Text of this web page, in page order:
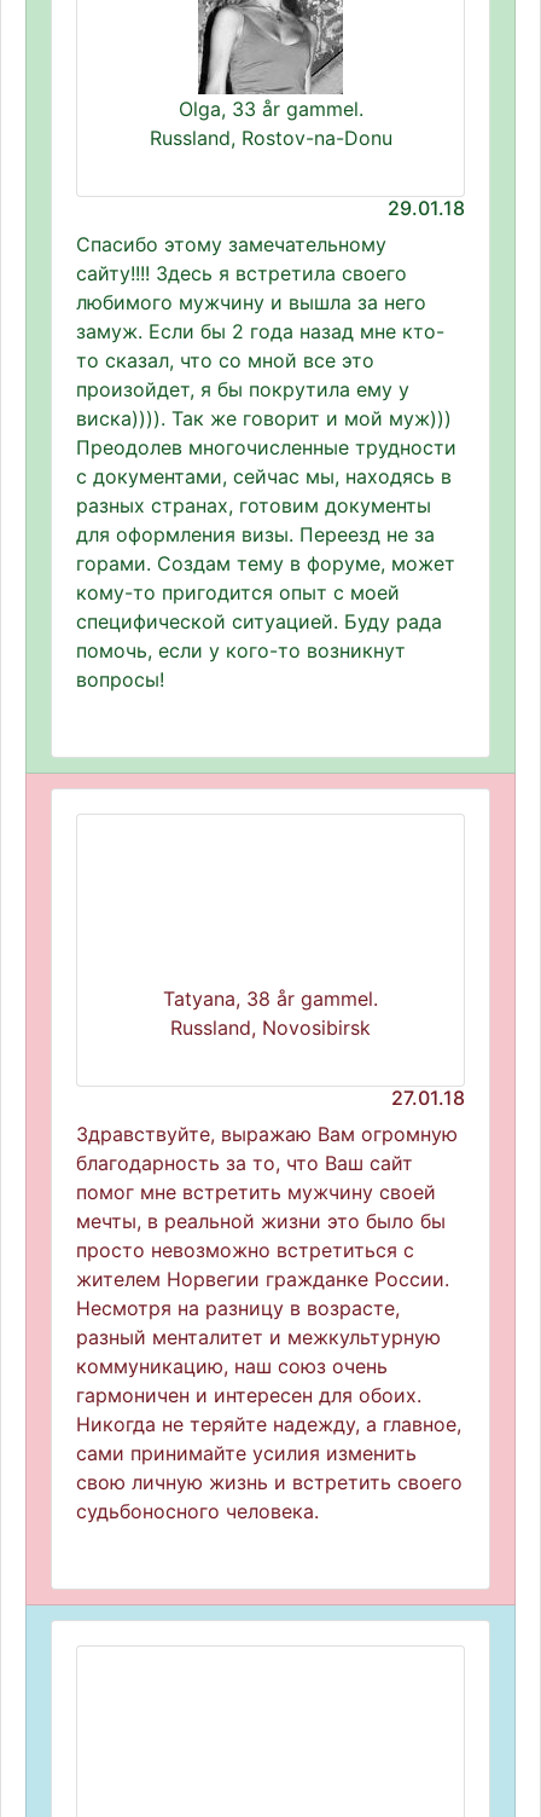
Olga, 33 år gammel.
Russland, Rostov-na-Donu
29.01.18
Спасибо этому замечательному
сайту!!!! Здесь я встретила своего
любимого мужчину и вышла за него
замуж. Если бы 2 года назад мне кто-
то сказал, что со мной все это
произойдет, я бы покрутила ему у
виска)))). Так же говорит и мой муж)))
Преодолев многочисленные трудности
с документами, сейчас мы, находясь в
разных странах, готовим документы
для оформления визы. Переезд не за
горами. Создам тему в форуме, может
кому-то пригодится опыт с моей
специфической ситуацией. Буду рада
помочь, если у кого-то возникнут
вопросы!
Tatyana, 38 år gammel.
Russland, Novosibirsk
27.01.18
Здравствуйте, выражаю Вам огромную
благодарность за то, что Ваш сайт
помог мне встретить мужчину своей
мечты, в реальной жизни это было бы
просто невозможно встретиться с
жителем Норвегии гражданке России.
Несмотря на разницу в возрасте,
разный менталитет и межкультурную
коммуникацию, наш союз очень
гармоничен и интересен для обоих.
Никогда не теряйте надежду, а главное,
сами принимайте усилия изменить
свою личную жизнь и встретить своего
судьбоносного человека.